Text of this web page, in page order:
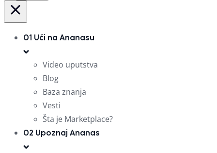
01 Uči na Ananasu
Video uputstva
Blog
Baza znanja
Vesti
Šta je Marketplace?
02 Upoznaj Ananas